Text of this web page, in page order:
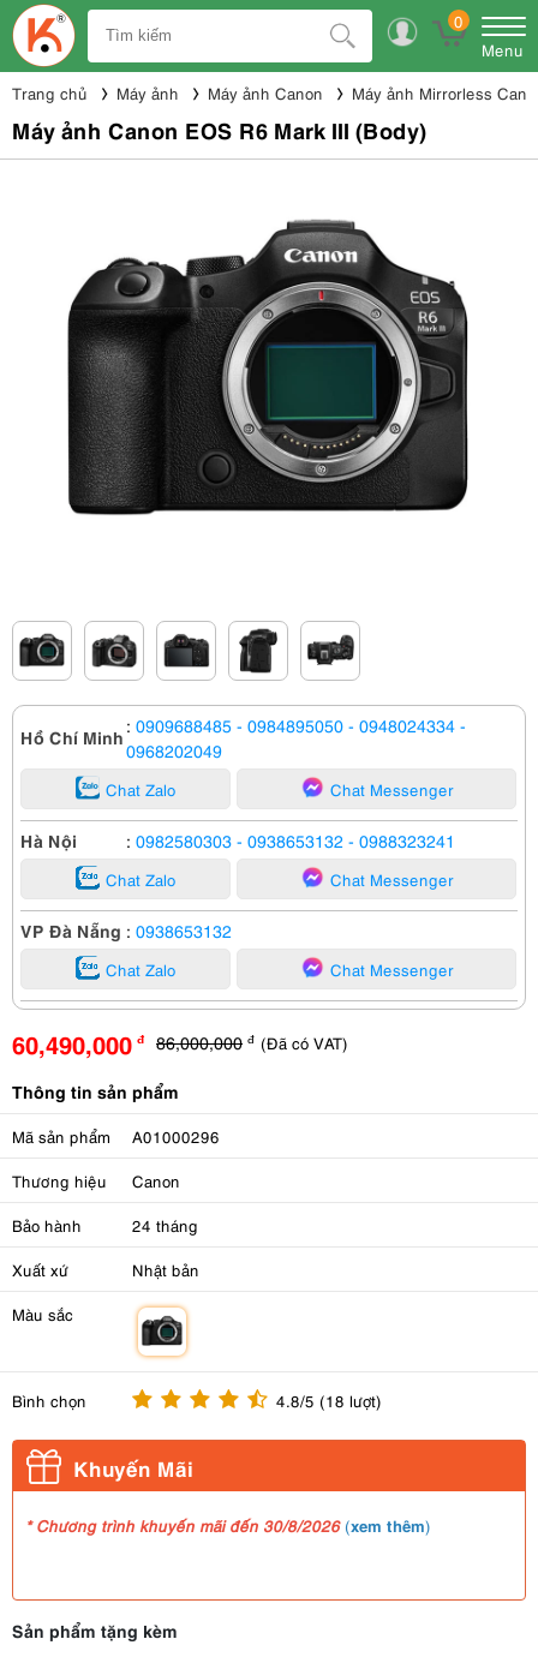
0
Menu
Trang chủ Máy ảnh Máy ảnh Canon Máy ảnh Mirrorless
Máy ảnh Canon EOS R6 Mark III (Body)
Hồ Chí Minh : 0909688485 - 0984895050 - 0948024334 -
0968202049
Chat Zalo Chat Messenger
Hà Nội : 0982580303 - 0938653132 - 0988323241
Chat Zalo Chat Messenger
VP Đà Nẵng : 0938653132
Chat Zalo Chat Messenger
60,490,000 đ 86,000,000 đ (Đã có VAT)
Thông tin sản phẩm
Mã sản phẩm A01000296
Thương hiệu Canon
Bảo hành 24 tháng
Xuất xứ Nhật bản
Màu sắc
Bình chọn 4.8/5 (18 lượt)
Khuyến Mãi
* Chương trình khuyến mãi đến 30/8/2026 (xem thêm)
Sản phẩm tặng kèm